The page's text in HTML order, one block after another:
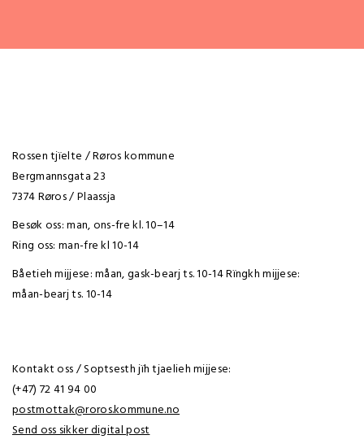
Rossen tjïelte / Røros kommune
Bergmannsgata 23
7374 Røros / Plaassja
Besøk oss: man, ons-fre kl. 10–14
Ring oss: man-fre kl 10-14
Båetieh mijjese: måan, gask-bearj ts. 10-14 Rïngkh mijjese:
måan-bearj ts. 10-14
Kontakt oss / Soptsesth jïh tjaelieh mijjese:
(+47) 72 41 94 00
postmottak@roros.kommune.no
Send oss sikker digital post